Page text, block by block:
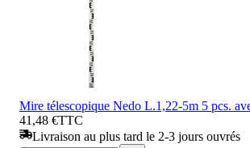
Mire télescopique Nedo L.1,22-5m 5 pcs.
41,48 €TTC
Livraison au plus tard le 2-3 jours ouvrés